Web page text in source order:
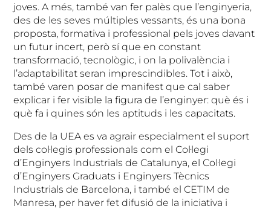
joves. A més, també van fer palès que l’enginyeria,
des de les seves múltiples vessants, és una bona
proposta, formativa i professional pels joves davant
un futur incert, però sí que en constant
transformació, tecnològic, i on la polivalència i
l’adaptabilitat seran imprescindibles. Tot i això,
també varen posar de manifest que cal saber
explicar i fer visible la figura de l’enginyer: què és i
què fa i quines són les aptituds i les capacitats.
Des de la UEA es va agrair especialment el suport
dels col·legis professionals com el Col·legi
d’Enginyers Industrials de Catalunya, el Col·legi
d’Enginyers Graduats i Enginyers Tècnics
Industrials de Barcelona, i també el CETIM de
Manresa, per haver fet difusió de la iniciativa i